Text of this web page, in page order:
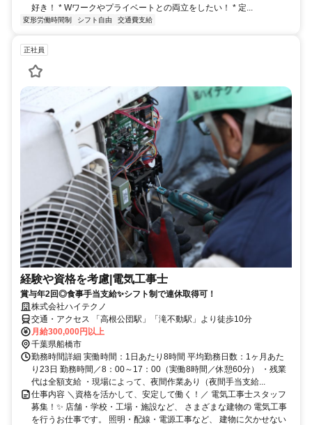
好き！ * Wワークやプライベートとの両立をしたい！ * 定...
変形労働時間制 シフト自由 交通費支給
正社員
経験や資格を考慮|電気工事士
賞与年2回◎食事手当支給✨シフト制で連休取得可！
株式会社ハイテクノ
交通・アクセス 「高根公団駅」「滝不動駅」より徒歩10分
月給300,000円以上
千葉県船橋市
勤務時間詳細 実働時間：1日あたり8時間 平均勤務日数：1ヶ月あた
り23日 勤務時間／8：00～17：00（実働8時間／休憩60分） ・残業
代は全額支給 ・現場によって、夜間作業あり（夜間手当支給...
仕事内容 ＼資格を活かして、安定して働く！／ 電気工事士スタッフ
募集！✨ 店舗・学校・工場・施設など、 さまざまな建物の 電気工事
を行うお仕事です。 照明・配線・電源工事など、 建物に欠かせない